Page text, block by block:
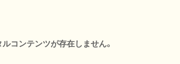
コンテンツが存在しません。